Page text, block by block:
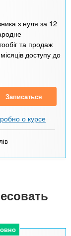
з нуля за 12
та продаж
доступу до
Записаться
о курсе